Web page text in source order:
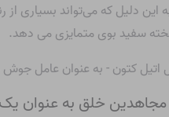
این دلیل که می‌تواند بسیاری
سفید بوی متمایزی می دهد.
مجاهدین خلق به عنوان